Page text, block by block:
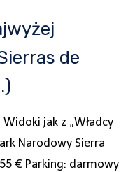
de
jak z „Władcy
Narodowy Sierra
€ Parking: darmowy